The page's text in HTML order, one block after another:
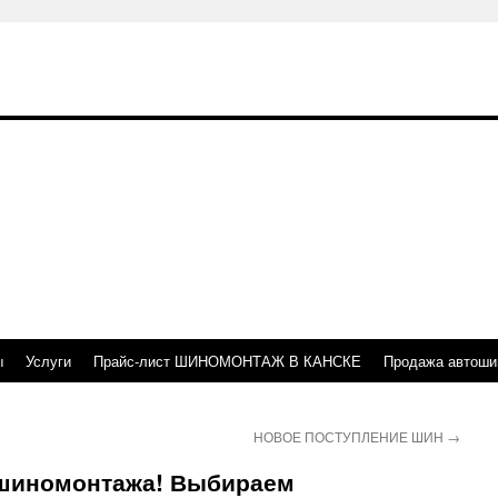
Услуги Прайс-лист ШИНОМОНТАЖ В КАНСКЕ Продажа
НОВОЕ ПОСТУПЛЕНИЕ ШИН →
Выбираем